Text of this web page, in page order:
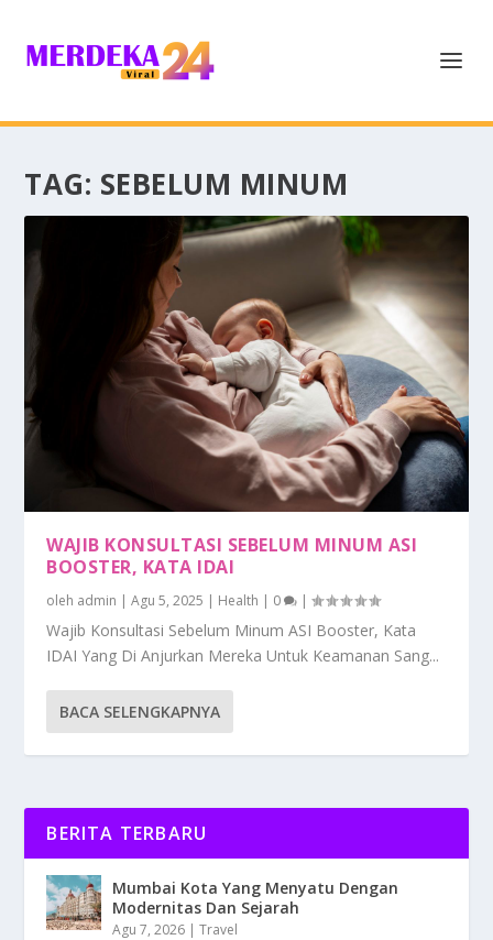
TAG: SEBELUM MINUM
WAJIB KONSULTASI SEBELUM MINUM ASI
BOOSTER, KATA IDAI
oleh admin |Agu 5, 2025 | Health | 0 |
Wajib Konsultasi Sebelum Minum ASI Booster, Kata
IDAI Yang Di Anjurkan Mereka Untuk Keamanan Sang...
BACA SELENGKAPNYA
BERITA TERBARU
Mumbai Kota Yang Menyatu Dengan
Modernitas Dan Sejarah
Agu 7, 2026 |Travel